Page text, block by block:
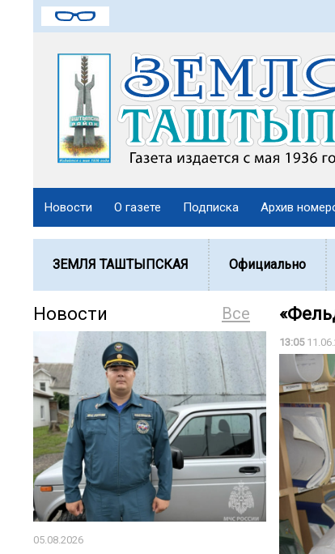
Новости О газете Подписка Архив
ЗЕМЛЯ ТАШТЫПСКАЯ Официально
Все
Новости
05.08.2026
13:05